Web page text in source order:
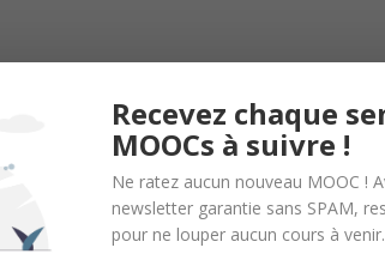
sans exigence spécifique. Ce cours
ou pour mener leurs études.
Recevez chaque
MOOCs à suivre !
Ne ratez aucun nouveau MOOC !
newsletter garantie sans SPAM,
pour ne louper aucun cours à venir.